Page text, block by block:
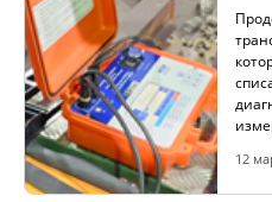
ИСПЫТАНИЯ НА
ДИАГНОСТИКА
ТРАНСФОРМАТОРОВ
12